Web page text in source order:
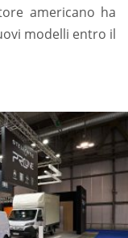
americano ha
modelli entro il